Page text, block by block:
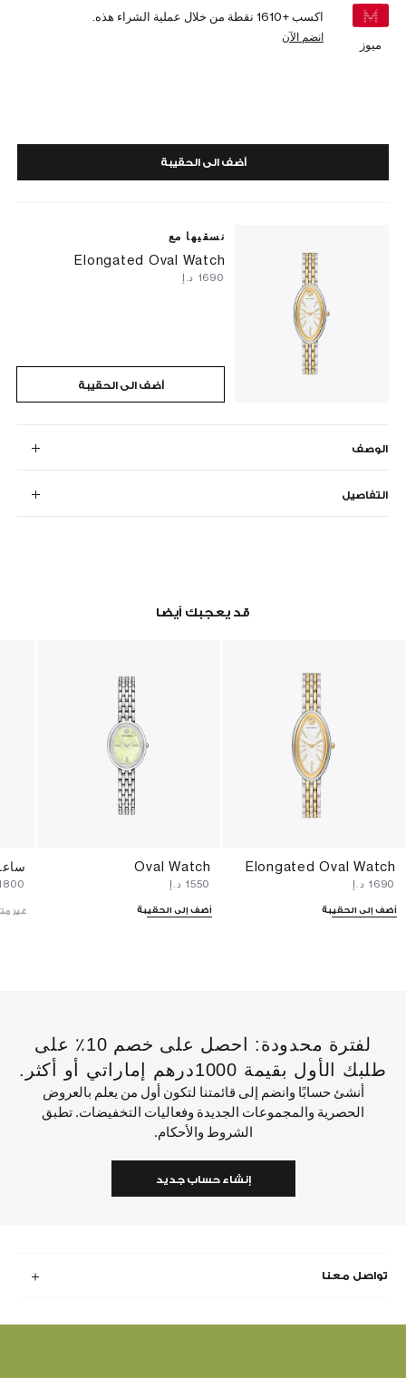
ميوز
اكسب +1610 نقطة من خلال عملية الشراء هذه.
انضم الآن
أضف الى الحقيبة
نسقيها مع
Elongated Oval Watch
أضف الى الحقيبة
الوصف
التفاصيل
قد يعجبك أيضا
Elongated Oval Watch
أضف إلى الحقيبة
Oval Watch
أضف إلى الحقيبة غير
لفترة محدودة: احصل على خصم 10٪ على
طلبك الأول بقيمة 1000درهم إماراتي أو أكثر.
أنشئ حسابًا وانضم إلى قائمتنا لتكون أول من يعلم بالعروض
الحصرية والمجموعات الجديدة وفعاليات التخفيضات. تطبق
الشروط والأحكام.
إنشاء حساب جديد
تواصل معنا